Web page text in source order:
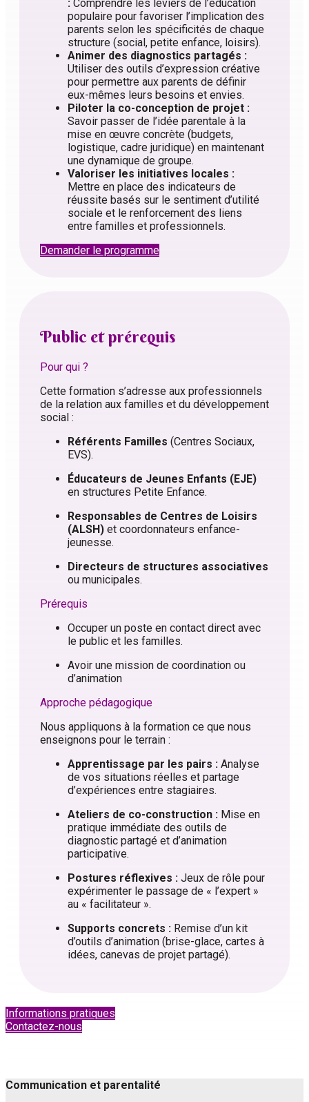
: Comprendre les leviers de l’éducation
populaire pour favoriser l’implication des
parents selon les spécificités de chaque
structure (social, petite enfance, loisirs).
Animer des diagnostics partagés :
Utiliser des outils d’expression créative
pour permettre aux parents de définir
eux-mêmes leurs besoins et envies.
Piloter la co-conception de projet :
Savoir passer de l’idée parentale à la
mise en œuvre concrète (budgets,
logistique, cadre juridique) en maintenant
une dynamique de groupe.
Valoriser les initiatives locales :
Mettre en place des indicateurs de
réussite basés sur le sentiment d’utilité
sociale et le renforcement des liens
entre familles et professionnels.
Demander le programme
Public et prérequis
Pour qui ?
Cette formation s’adresse aux professionnels
de la relation aux familles et du développement
social :
Référents Familles (Centres Sociaux,
EVS).
Éducateurs de Jeunes Enfants (EJE)
en structures Petite Enfance.
Responsables de Centres de Loisirs
(ALSH) et coordonnateurs enfance-
jeunesse.
Directeurs de structures associatives
ou municipales.
Prérequis
Occuper un poste en contact direct avec
le public et les familles.
Avoir une mission de coordination ou
d’animation
Approche pédagogique
Nous appliquons à la formation ce que nous
enseignons pour le terrain :
Apprentissage par les pairs : Analyse
de vos situations réelles et partage
d’expériences entre stagiaires.
Ateliers de co-construction : Mise en
pratique immédiate des outils de
diagnostic partagé et d’animation
participative.
Postures réflexives : Jeux de rôle pour
expérimenter le passage de « l’expert »
au « facilitateur ».
Supports concrets : Remise d’un kit
d’outils d’animation (brise-glace, cartes à
idées, canevas de projet partagé).
Informations pratiques
Contactez-nous
Communication et parentalité